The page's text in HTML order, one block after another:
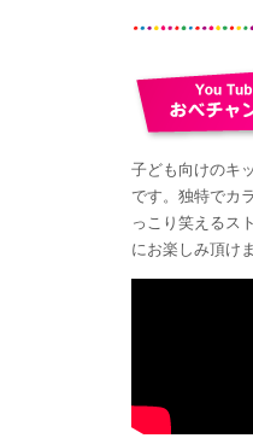
子ども向けのキ
です。独特­でカ
っこり笑えるス
にお楽しみ頂け